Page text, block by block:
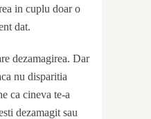
in cuplu doar o
dat.
dezamagirea. Dar
nu disparitia
ca cineva te-a
dezamagit sau